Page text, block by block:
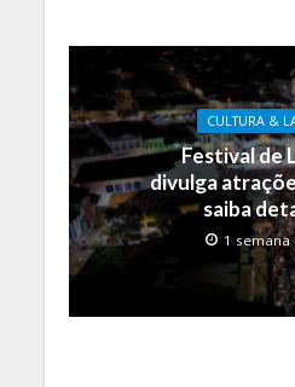
CULTURA &
Festival de
divulga
saiba
1 semana